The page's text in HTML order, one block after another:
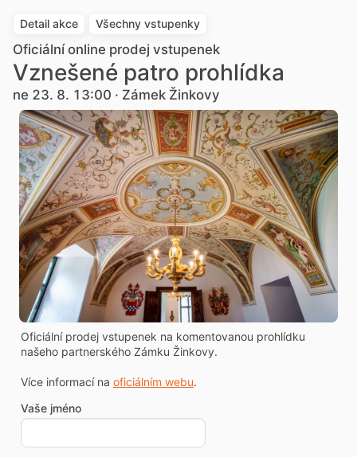
Detail akce Všechny vstupenky
Oficiální online prodej vstupenek
Vznešené patro prohlídka
ne 23. 8. 13:00 · Zámek Žinkovy
Oficiální prodej vstupenek na komentovanou prohlídku
našeho partnerského Zámku Žinkovy.
Více informací na oficiálním webu.
Vaše jméno